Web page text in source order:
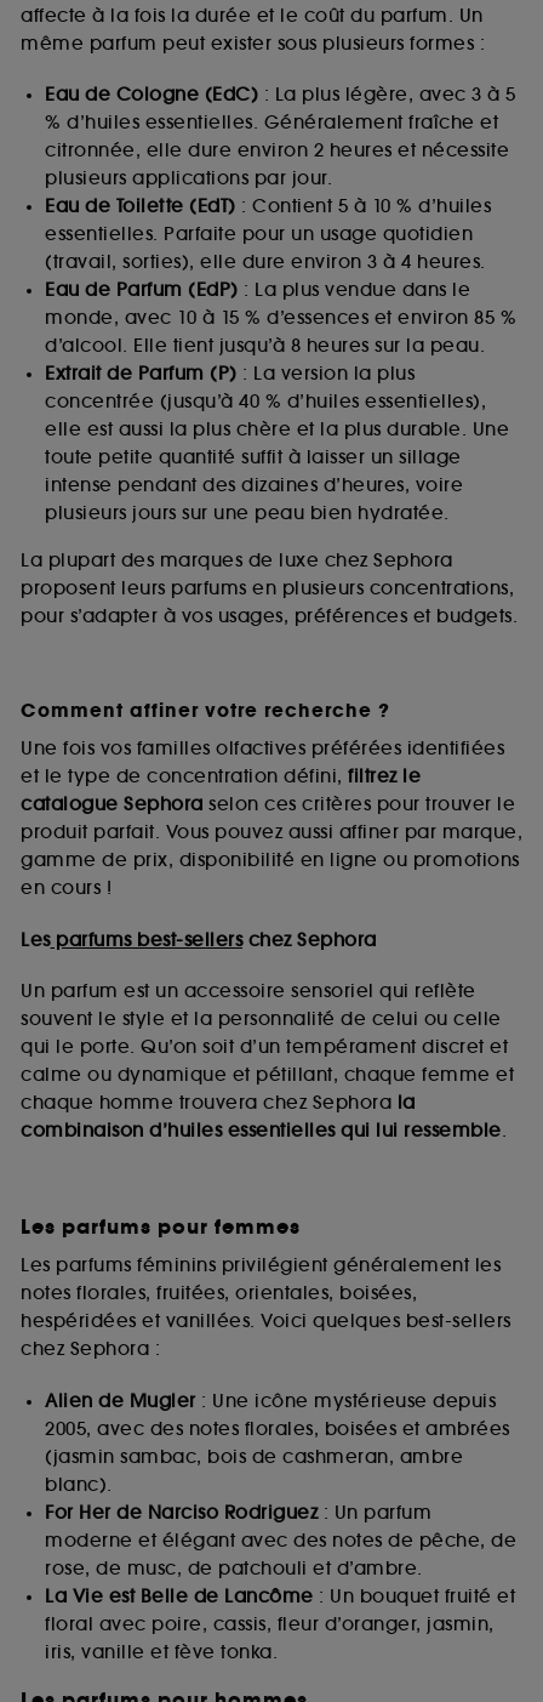
affecte à la fois la durée et le coût du parfum. Un
même parfum peut exister sous plusieurs formes :
Eau de Cologne (EdC) : La plus légère, avec 3 à 5
% d’huiles essentielles. Généralement fraîche et
citronnée, elle dure environ 2 heures et nécessite
plusieurs applications par jour.
Eau de Toilette (EdT) : Contient 5 à 10 % d’huiles
essentielles. Parfaite pour un usage quotidien
(travail, sorties), elle dure environ 3 à 4 heures.
Eau de Parfum (EdP) : La plus vendue dans le
monde, avec 10 à 15 % d’essences et environ 85 %
d’alcool. Elle tient jusqu’à 8 heures sur la peau.
Extrait de Parfum (P) : La version la plus
concentrée (jusqu’à 40 % d’huiles essentielles),
elle est aussi la plus chère et la plus durable. Une
toute petite quantité suffit à laisser un sillage
intense pendant des dizaines d’heures, voire
plusieurs jours sur une peau bien hydratée.
La plupart des marques de luxe chez Sephora
proposent leurs parfums en plusieurs concentrations,
pour s’adapter à vos usages, préférences et budgets.
Comment affiner votre recherche ?
Une fois vos familles olfactives préférées identifiées
et le type de concentration défini, filtrez le
catalogue Sephora selon ces critères pour trouver le
produit parfait. Vous pouvez aussi affiner par marque,
gamme de prix, disponibilité en ligne ou promotions
en cours !
Lesparfums best-sellerschez Sephora
Un parfum est un accessoire sensoriel qui reflète
souvent le style et la personnalité de celui ou celle
qui le porte. Qu’on soit d’un tempérament discret et
calme ou dynamique et pétillant, chaque femme et
chaque homme trouvera chez Sephora la
combinaison d’huiles essentielles qui lui ressemble.
Les parfums pour femmes
Les parfums féminins privilégient généralement les
notes florales, fruitées, orientales, boisées,
hespéridées et vanillées. Voici quelques best-sellers
chez Sephora :
Alien de Mugler: Une icône mystérieuse depuis
2005, avec des notes florales, boisées et ambrées
(jasmin sambac, bois de cashmeran, ambre
blanc).
For Her de Narciso Rodriguez: Un parfum
moderne et élégant avec des notes de pêche, de
rose, de musc, de patchouli et d’ambre.
La Vie est Belle de Lancôme : Un bouquet fruité et
floral avec poire, cassis, fleur d’oranger, jasmin,
iris, vanille et fève tonka.